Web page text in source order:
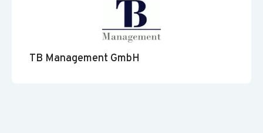
TB Management GmbH